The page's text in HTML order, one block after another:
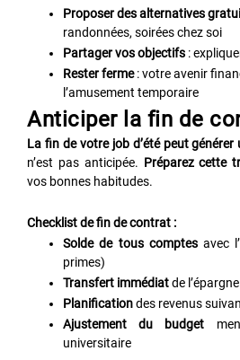
Proposer des alternatives
randonnées, soirées chez soi
Partager vos objectifs :
Rester ferme: votre avenir
l’amusement temporaire
Anticiper la fin de
La fin de votre job d’été peut
n’est pas anticipée. Préparez cette
vos bonnes habitudes.
Checklist de fin de contrat :
Solde de tous comptesavec
primes)
Transfert immédiatde
Planificationdes revenus
Ajustement du budget
universitaire